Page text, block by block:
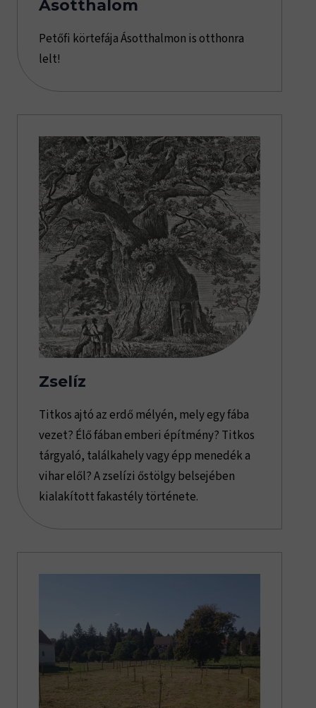
Ásotthalom
Petőfi körtefája Ásotthalmon is otthonra
lelt!
Zselíz
Titkos ajtó az erdő mélyén, mely egy fába
vezet? Élő fában emberi építmény? Titkos
tárgyaló, találkahely vagy épp menedék a
vihar elől? A zselízi őstölgy belsejében
kialakított fakastély története.